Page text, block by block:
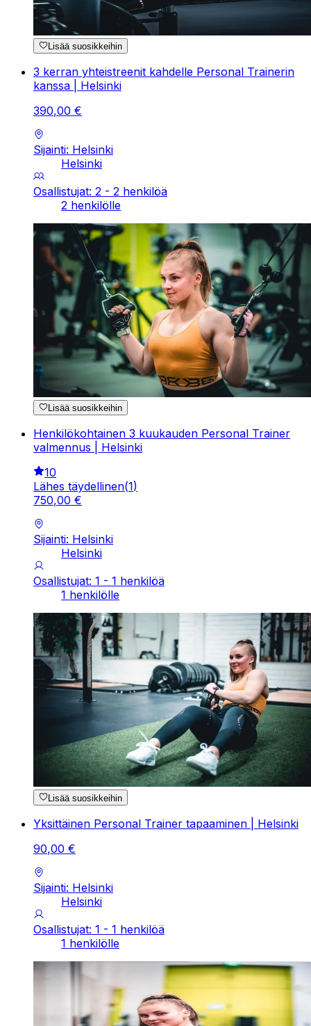
Lisää suosikkeihin
3 kerran yhteistreenit kahdelle Personal Trainerin
kanssa | Helsinki
390,00 €
Sijainti: Helsinki
Helsinki
Osallistujat: 2 - 2 henkilöä
2 henkilölle
Lisää suosikkeihin
Henkilökohtainen 3 kuukauden Personal Trainer
valmennus | Helsinki
10
Lähes täydellinen(1)
750,00 €
Sijainti: Helsinki
Helsinki
Osallistujat: 1 - 1 henkilöä
1 henkilölle
Lisää suosikkeihin
Yksittäinen Personal Trainer tapaaminen | Helsinki
90,00 €
Sijainti: Helsinki
Helsinki
Osallistujat: 1 - 1 henkilöä
1 henkilölle